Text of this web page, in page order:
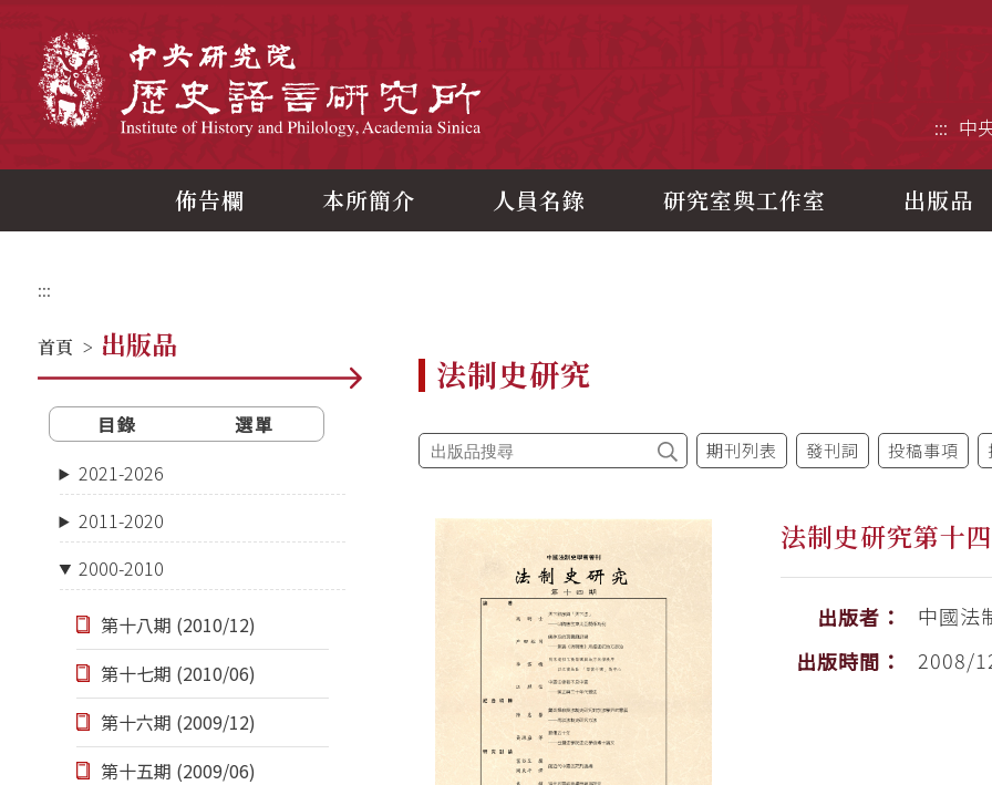
::: 中
佈告欄 本所簡介 人員名錄 研究室與工作室 出版品
:::
首頁 > 出版品
目錄
選單
2021-2026
2011-2020
2000-2010
第十八期 (2010/12)
第十七期 (2010/06)
第十六期 (2009/12)
第十五期 (2009/06)
法制史研究
期刊列表 發刊詞 投稿事項
法制史研究第十
出版者：
中國法
出版時間：
2008/